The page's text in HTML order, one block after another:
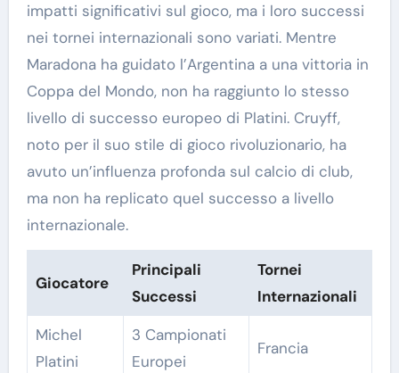
impatti significativi sul gioco, ma i loro successi
nei tornei internazionali sono variati. Mentre
Maradona ha guidato l’Argentina a una vittoria in
Coppa del Mondo, non ha raggiunto lo stesso
livello di successo europeo di Platini. Cruyff,
noto per il suo stile di gioco rivoluzionario, ha
avuto un’influenza profonda sul calcio di club,
ma non ha replicato quel successo a livello
internazionale.
Giocatore
Principali
Successi
Tornei
Internazionali
Michel
Platini
3 Campionati
Europei
Francia